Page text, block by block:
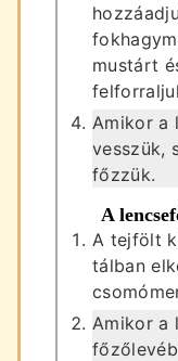
mustárt
Amikor a
vesszük,
főzzük.
A
A tejfölt
tálban
Amikor a